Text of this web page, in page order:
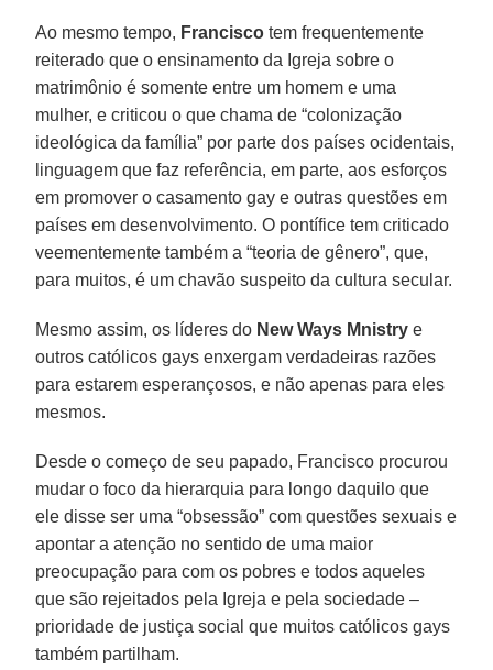
Ao mesmo tempo, Francisco tem frequentemente
reiterado que o ensinamento da Igreja sobre o
matrimônio é somente entre um homem e uma
mulher, e criticou o que chama de “colonização
ideológica da família” por parte dos países ocidentais,
linguagem que faz referência, em parte, aos esforços
em promover o casamento gay e outras questões em
países em desenvolvimento. O pontífice tem criticado
veementemente também a “teoria de gênero”, que,
para muitos, é um chavão suspeito da cultura secular.
Mesmo assim, os líderes do New Ways Mnistry e
outros católicos gays enxergam verdadeiras razões
para estarem esperançosos, e não apenas para eles
mesmos.
Desde o começo de seu papado, Francisco procurou
mudar o foco da hierarquia para longo daquilo que
ele disse ser uma “obsessão” com questões sexuais e
apontar a atenção no sentido de uma maior
preocupação para com os pobres e todos aqueles
que são rejeitados pela Igreja e pela sociedade –
prioridade de justiça social que muitos católicos gays
também partilham.